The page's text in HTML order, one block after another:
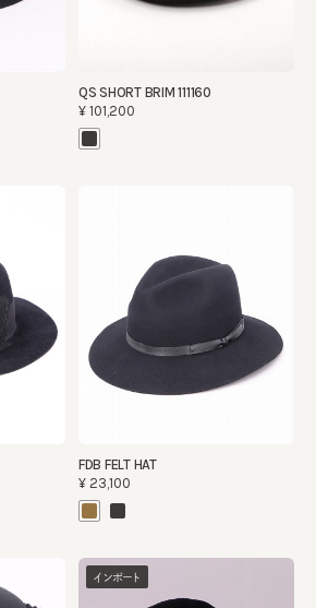
QS SHORT BRIM 111160
¥101,200
FDB FELT HAT
¥23,100
インポート